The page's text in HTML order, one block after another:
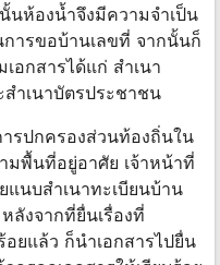
นห้องน้ำจึงมีความจำเป็น
ารขอบ้านเลขที่ จากนั้นก็
อกสารได้แก่ สำเนา
ำเนาบัตรประชาชน
ปกครองส่วนท้องถิ่นใน
มพื้นที่อยู่อาศัย เจ้าหน้าที่
แนบสำเนาทะเบียนบ้าน
ลังจากที่ยื่นเรื่องที่
ยแล้ว ก็นำเอกสารไปยื่น